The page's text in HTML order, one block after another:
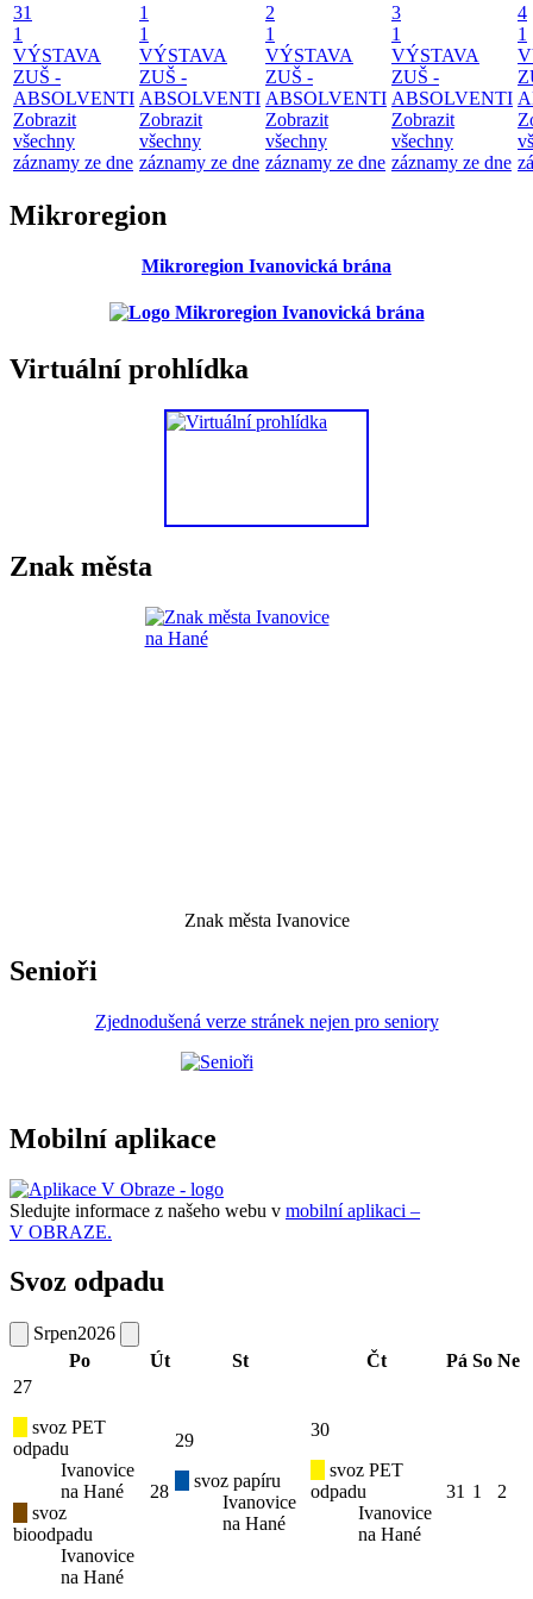
31
1
VÝSTAVA
ZUŠ -
ABSOLVENTI
Zobrazit
všechny
záznamy ze dne
1
1
VÝSTAVA
ZUŠ -
ABSOLVENTI
Zobrazit
všechny
záznamy ze dne
2
1
VÝSTAVA
ZUŠ -
ABSOLVENTI
Zobrazit
všechny
záznamy ze dne
3
1
VÝSTAVA
ZUŠ -
ABSOLVENTI
Zobrazit
všechny
záznamy ze dne
4
1
Mikroregion
Mikroregion Ivanovická brána
Virtuální prohlídka
Znak města
Znak města Ivanovice
Senioři
Zjednodušená verze stránek nejen pro seniory
Mobilní aplikace
Sledujte informace z našeho webu v mobilní aplikaci –
V OBRAZE.
Svoz odpadu
Srpen2026
Po
Út St Čt Pá So Ne
27
svoz PET
odpadu
Ivanovice
na Hané
svoz
bioodpadu
Ivanovice
na Hané
28
29
svoz papíru
Ivanovice
na Hané
30
svoz PET
odpadu
Ivanovice
na Hané
31 1 2